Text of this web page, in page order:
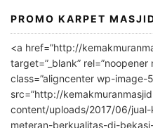
A
l
r
n
a
PROMO KARPET
<a href=”http://
target=”_blank” rel=”noopener
class=”aligncenter wp-image-
src=”http://
content/uploads/2017/06/
meteran-berkualitas-di-